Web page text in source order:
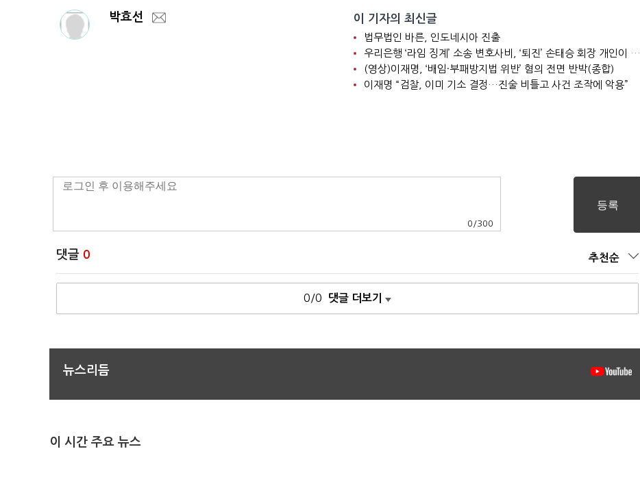
박효선 이 기자의 최신글
법무법인 바른, 인도네시아 진출
우리은행 ‘라임 징계’ 소송 변호사비, ‘퇴진’ 손태승 회장 개인이 납부하나
(영상)이재명, ‘배임·부패방지법 위반’ 혐의 전면 반박(종합)
이재명 “검찰, 이미 기소 결정…진술 비틀고 사건 조작에 악용”
0 /300
댓글 0 추천순
0/0 댓글 더보기
뉴스리듬
이 시간 주요 뉴스